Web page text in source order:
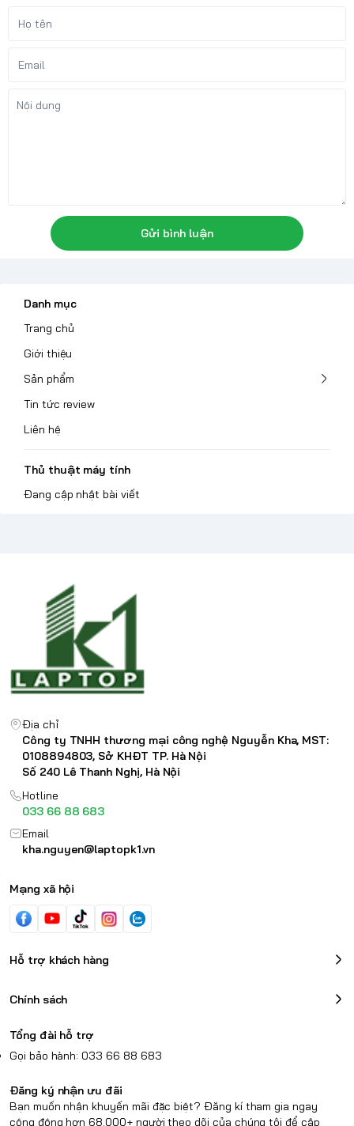
Gửi bình luận
Danh mục
Trang chủ
Giới thiệu
Sản phẩm
Tin tức review
Liên hệ
Thủ thuật máy tính
Đang cập nhật bài viết
Địa chỉ
Công ty TNHH thương mại công nghệ Nguyễn Kha, MST:
0108894803, Sở KHĐT TP. Hà Nội
Số 240 Lê Thanh Nghị, Hà Nội
Hotline
033 66 88 683
Email
kha.nguyen@laptopk1.vn
Mạng xã hội
Hỗ trợ khách hàng
Chính sách
Tổng đài hỗ trợ
Gọi bảo hành: 033 66 88 683
Đăng ký nhận ưu đãi
Bạn muốn nhận khuyến mãi đặc biệt? Đăng kí tham gia ngay
cộng động hơn 68.000+ người theo dõi của chúng tôi để cập